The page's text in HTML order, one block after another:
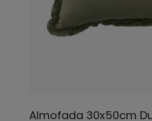
Almofada 30x50cm